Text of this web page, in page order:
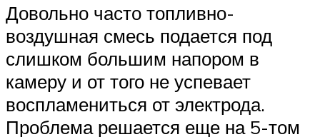
Довольно часто топливно-
воздушная смесь подается под
слишком большим напором в
камеру и от того не успевает
воспламениться от электрода.
Проблема решается еще на 5-том